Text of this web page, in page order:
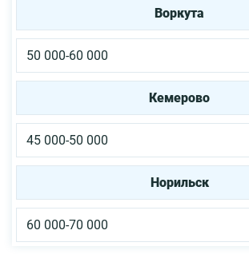
Воркута
50 000-60 000
Кемерово
45 000-50 000
Норильск
60 000-70 000